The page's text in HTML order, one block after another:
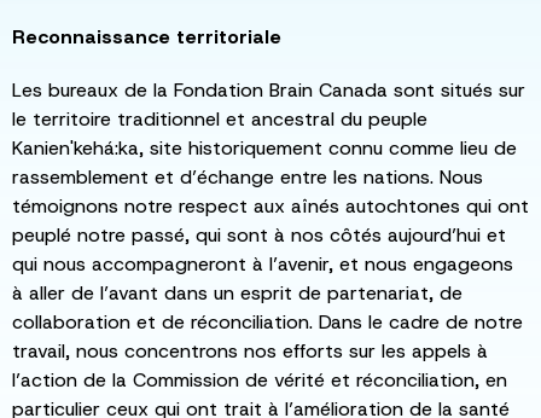
Reconnaissance territoriale
Les bureaux de la Fondation Brain Canada sont situés sur
le territoire traditionnel et ancestral du peuple
Kanien'kehá:ka, site historiquement connu comme lieu de
rassemblement et d’échange entre les nations. Nous
témoignons notre respect aux aînés autochtones qui ont
peuplé notre passé, qui sont à nos côtés aujourd’hui et
qui nous accompagneront à l’avenir, et nous engageons
à aller de l’avant dans un esprit de partenariat, de
collaboration et de réconciliation. Dans le cadre de notre
travail, nous concentrons nos efforts sur les appels à
l’action de la Commission de vérité et réconciliation, en
particulier ceux qui ont trait à l’amélioration de la santé